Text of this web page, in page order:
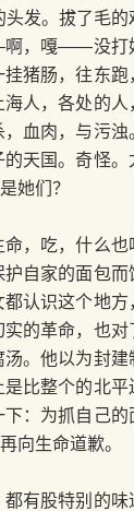
发。拔了毛的
啊，嘎——没打
猪肠，往东跑
人，各处的人
血肉，与污浊
天国。奇怪。
她们？
，吃，什么也
自家的面包而
认识这个地方
的革命，也对
。他以为封建
比整个的北平
：为抓自己的
向生命道歉。
有股特别的味